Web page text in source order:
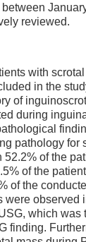
reviewed.
with
in the
of
during
pathology for
52.2% of the
of the
of the
were observed
which was
finding.